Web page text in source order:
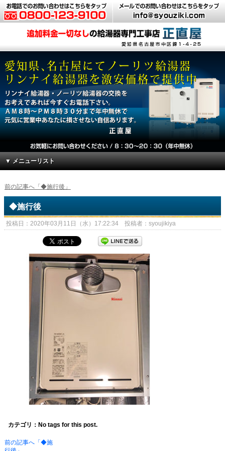
▼ メニューリスト
前の記事へ「◆施行後」
◆施行後
投稿日：2020年03月11日（水）17:22:34 投稿者：syoujikiya
カテゴリ：No tags for this post.
前の記事へ「◆施